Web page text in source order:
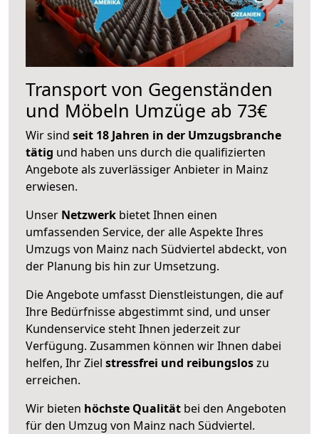
Transport von Gegenständen
und Möbeln Umzüge ab 73€
Wir sind seit 18 Jahren in der Umzugsbranche
tätig und haben uns durch die qualifizierten
Angebote als zuverlässiger Anbieter in Mainz
erwiesen.
Unser Netzwerk bietet Ihnen einen
umfassenden Service, der alle Aspekte Ihres
Umzugs von Mainz nach Südviertel abdeckt, von
der Planung bis hin zur Umsetzung.
Die Angebote umfasst Dienstleistungen, die auf
Ihre Bedürfnisse abgestimmt sind, und unser
Kundenservice steht Ihnen jederzeit zur
Verfügung. Zusammen können wir Ihnen dabei
helfen, Ihr Ziel stressfrei und reibungsloszu
erreichen.
Wir bieten höchste Qualität bei den Angeboten
für den Umzug von Mainz nach Südviertel.